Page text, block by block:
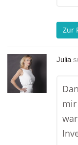
Zur
Julia
mir